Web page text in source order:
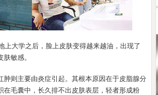
上大学之后，脸上皮肤变得越来越油，出现了
敏感。
则主要由炎症引起。其根本原因在于皮脂腺分
毛囊中，长久排不出皮肤表层，轻者形成粉